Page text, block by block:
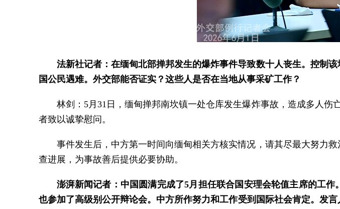
法新社记者：在缅甸北部掸邦发生的爆炸事件导致数十人丧生。控制
国公民遇难。外交部能否证实？这些人是否在当地从事采矿工作？
林剑：5月31日，缅甸掸邦南坎镇一处仓库发生爆炸事故，造成多人
者致以诚挚慰问。
事件发生后，中方第一时间向缅甸相关方核实情况，请其尽最大努力
查进展，为事故善后提供必要协助。
澎湃新闻记者：中国圆满完成了5月担任联合国安理会轮值主席的工
也参加了高级别公开辩论会。中方所作努力和工作受到国际社会肯定。发